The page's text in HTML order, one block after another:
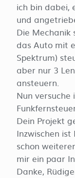
ich bin dabei,
und
Die Mechanik
das Auto mit
Spektrum)
aber nur 3
ansteuern.
Nun versuche
Dein Projekt
Inzwischen
schon
mir ein paar
Danke,